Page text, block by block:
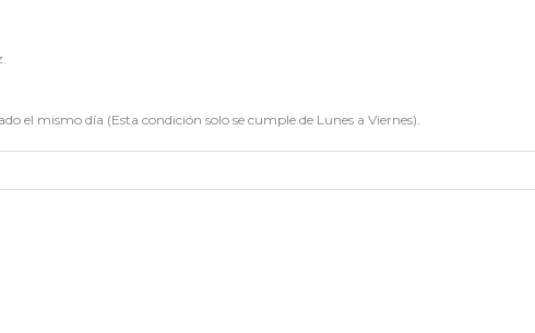
el mismo día (Esta condición solo se cumple de Lunes a Viernes).